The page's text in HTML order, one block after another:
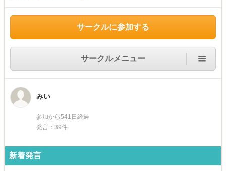
サークルに参加する
サークルメニュー
みい
参加から541日経過
発言：39件
新着発言